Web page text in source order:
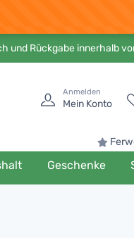
und Rückgabe innerhalb
Anmelden
Mein Konto
Geschenke